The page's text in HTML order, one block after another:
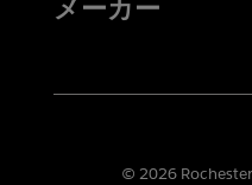
メーカー
© 2026